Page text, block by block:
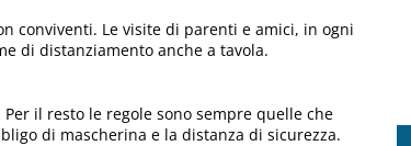
conviventi. Le visite di parenti e amici, in ogni
di distanziamento anche a tavola.
il resto le regole sono sempre quelle che
di mascherina e la distanza di sicurezza.